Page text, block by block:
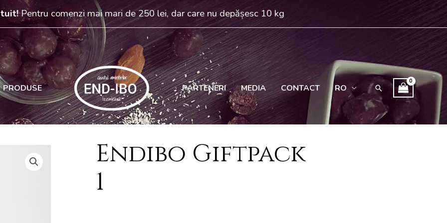
Pentru comenzi mai mari de 250 lei, dar care nu depășesc 10 kg
PRODUSE PARTENERI MEDIA CONTACT RO Search
Endibo Giftpack
1